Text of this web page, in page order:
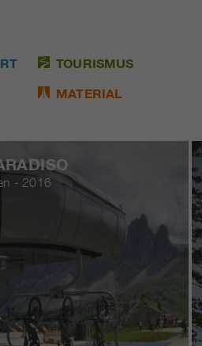
TOURISMUS
MATERIAL
- 2016